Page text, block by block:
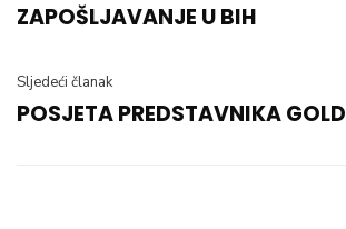
ZAPOŠLJAVANJE U BIH
Sljedeći članak
POSJETA PREDSTAVNIKA